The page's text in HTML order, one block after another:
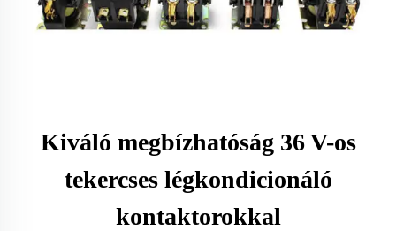
Kiváló megbízhatóság 36 V-os
tekercses légkondicionáló
kontaktorokkal